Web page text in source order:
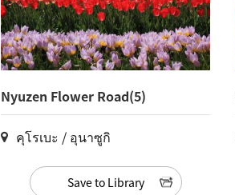
Nyuzen Flower Road(5)
คุโรเบะ / อุนาซูกิ
Save to Library